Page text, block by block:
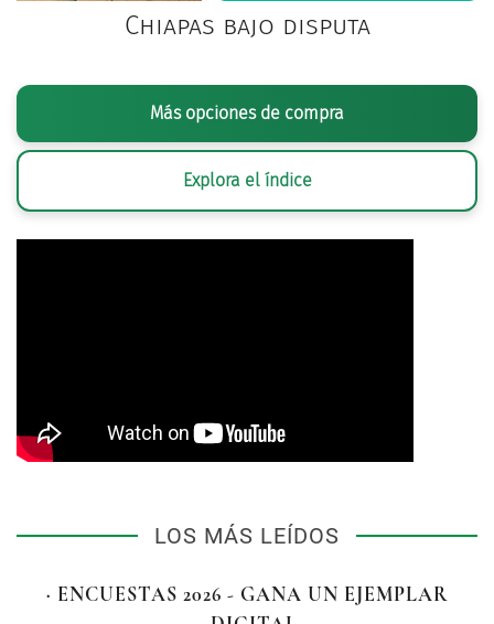
Chiapas bajo disputa
Más opciones de compra
Explora el índice
LOS MÁS LEÍDOS
· ENCUESTAS 2026 - GANA UN EJEMPLAR